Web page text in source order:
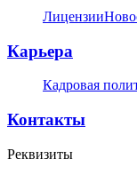
Лицензии
Карьера
Кадровая
Контакты
Реквизиты